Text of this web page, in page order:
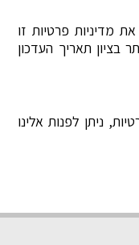
מדיניות פרטיות זו
בציון תאריך העדכון
ניתן לפנות אלינו